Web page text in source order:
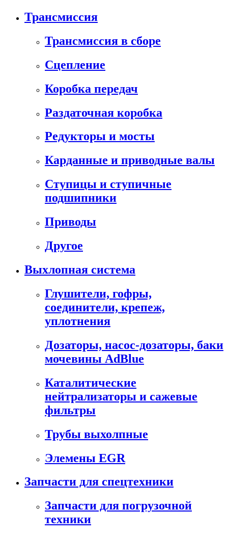
Трансмиссия
Трансмиссия в сборе
Сцепление
Коробка передач
Раздаточная коробка
Редукторы и мосты
Карданные и приводные валы
Ступицы и ступичные
подшипники
Приводы
Другое
Выхлопная система
Глушители, гофры,
соединители, крепеж,
уплотнения
Дозаторы, насос-дозаторы, баки
мочевины AdBlue
Каталитические
нейтрализаторы и сажевые
фильтры
Трубы выхолпные
Элемены EGR
Запчасти для спецтехники
Запчасти для погрузочной
техники